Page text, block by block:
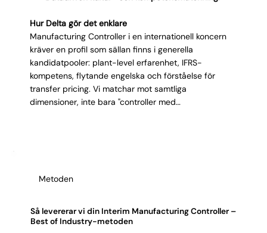
Hur Delta gör det enklare
Manufacturing Controller i en internationell koncern
kräver en profil som sällan finns i generella
kandidatpooler: plant-level erfarenhet, IFRS-
kompetens, flytande engelska och förståelse för
transfer pricing. Vi matchar mot samtliga
dimensioner, inte bara "controller med
Metoden
Så levererar vi din Interim Manufacturing Controller –
Best of Industry-metoden